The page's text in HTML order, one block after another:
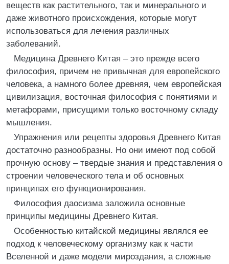
веществ как растительного, так и минерального и
даже животного происхождения, которые могут
использоваться для лечения различных
заболеваний.
Медицина Древнего Китая – это прежде всего
философия, причем не привычная для европейского
человека, а намного более древняя, чем европейская
цивилизация, восточная философия с понятиями и
метафорами, присущими только восточному складу
мышления.
Упражнения или рецепты здоровья Древнего Китая
достаточно разнообразны. Но они имеют под собой
прочную основу – твердые знания и представления о
строении человеческого тела и об основных
принципах его функционирования.
Философия даосизма заложила основные
принципы медицины Древнего Китая.
Особенностью китайской медицины являлся ее
подход к человеческому организму как к части
Вселенной и даже модели мироздания, а сложные